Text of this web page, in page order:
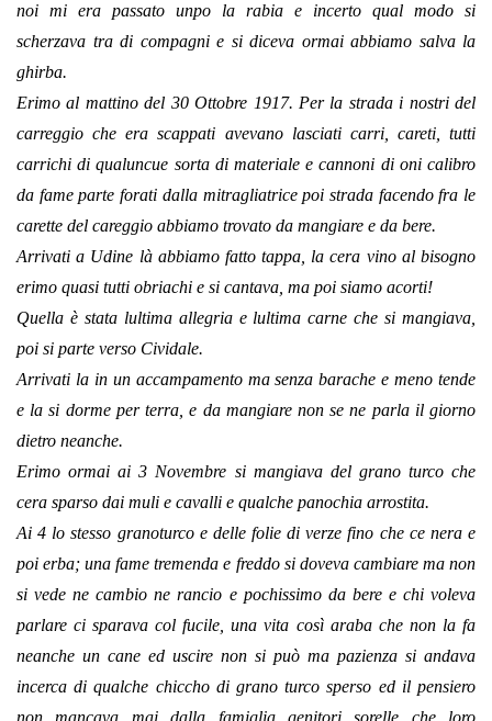
noi mi era passato unpo la rabia e incerto qual modo si
scherzava tra di compagni e si diceva ormai abbiamo salva la
ghirba.
Erimo al mattino del 30 Ottobre 1917. Per la strada i nostri del
carreggio che era scappati avevano lasciati carri, careti, tutti
carrichi di qualuncue sorta di materiale e cannoni di oni calibro
da fame parte forati dalla mitragliatrice poi strada facendo fra le
carette del careggio abbiamo trovato da mangiare e da bere.
Arrivati a Udine là abbiamo fatto tappa, la cera vino al bisogno
erimo quasi tutti obriachi e si cantava, ma poi siamo acorti!
Quella è stata lultima allegria e lultima carne che si mangiava,
poi si parte verso Cividale.
Arrivati la in un accampamento ma senza barache e meno tende
e la si dorme per terra, e da mangiare non se ne parla il giorno
dietro neanche.
Erimo ormai ai 3 Novembre si mangiava del grano turco che
cera sparso dai muli e cavalli e qualche panochia arrostita.
Ai 4 lo stesso granoturco e delle folie di verze fino che ce nera e
poi erba; una fame tremenda e freddo si doveva cambiare ma non
si vede ne cambio ne rancio e pochissimo da bere e chi voleva
parlare ci sparava col fucile, una vita così araba che non la fa
neanche un cane ed uscire non si può ma pazienza si andava
incerca di qualche chiccho di grano turco sperso ed il pensiero